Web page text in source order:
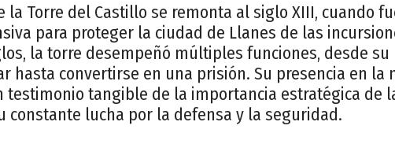
la Torre del Castillo se remonta al siglo XIII, cuando
para proteger la ciudad de Llanes de las
la torre desempeñó múltiples funciones, desde su
hasta convertirse en una prisión. Su presencia en la
testimonio tangible de la importancia estratégica de
constante lucha por la defensa y la seguridad.